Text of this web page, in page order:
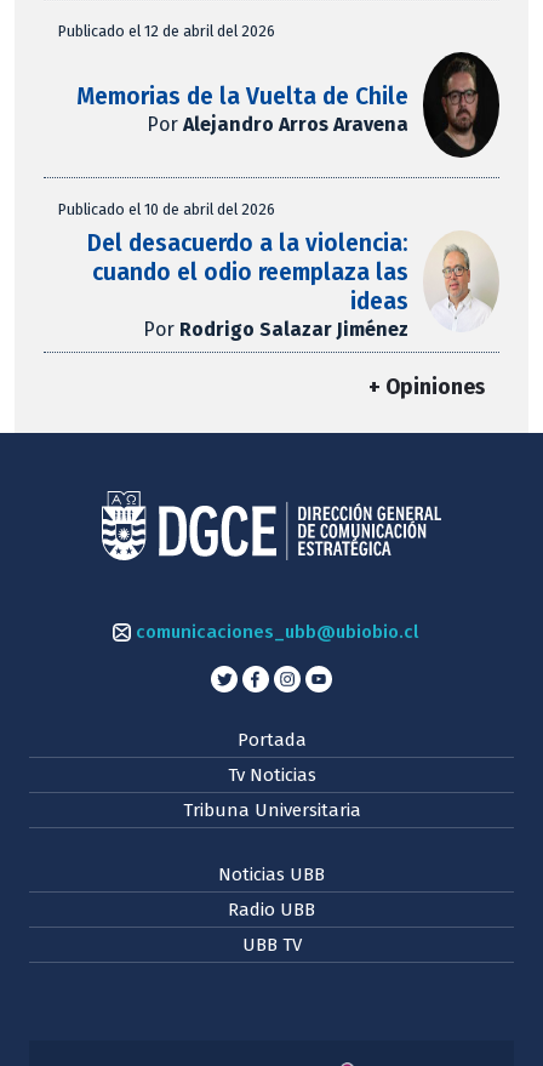
Publicado el 12 de abril del 2026
Memorias de la Vuelta de Chile
PorAlejandro Arros Aravena
Publicado el 10 de abril del 2026
Del desacuerdo a la violencia:
cuando el odio reemplaza las
ideas
Por Rodrigo Salazar Jiménez
+ Opiniones
comunicaciones_ubb@ubiobio.cl
Portada
Tv Noticias
Tribuna Universitaria
Noticias UBB
Radio UBB
UBB TV